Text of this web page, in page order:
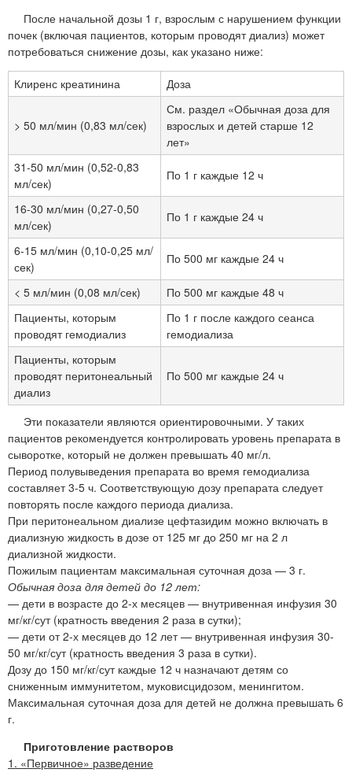
После начальной дозы 1 г, взрослым с нарушением функции
почек (включая пациентов, которым проводят диализ) может
потребоваться снижение дозы, как указано ниже:
Клиренс креатинина Доза
> 50 мл/мин (0,83 мл/сек)
См. раздел «Обычная доза для
взрослых и детей старше 12
лет»
31-50 мл/мин (0,52-0,83
мл/сек)
По 1 г каждые 12 ч
16-30 мл/мин (0,27-0,50
мл/сек)
По 1 г каждые 24 ч
6-15 мл/мин (0,10-0,25 мл/
сек)
По 500 мг каждые 24 ч
< 5 мл/мин (0,08 мл/сек)
По 500 мг каждые 48 ч
Пациенты, которым
проводят гемодиализ
По 1 г после каждого сеанса
гемодиализа
Пациенты, которым
проводят перитонеальный
диализ
По 500 мг каждые 24 ч
Эти показатели являются ориентировочными. У таких
пациентов рекомендуется контролировать уровень препарата в
сыворотке, который не должен превышать 40 мг/л.
Период полувыведения препарата во время гемодиализа
составляет 3-5 ч. Соответствующую дозу препарата следует
повторять после каждого периода диализа.
При перитонеальном диализе цефтазидим можно включать в
диализную жидкость в дозе от 125 мг до 250 мг на 2 л
диализной жидкости.
Пожилым пациентам максимальная суточная доза — 3 г.
Обычная доза для детей до 12 лет:
— дети в возрасте до 2-х месяцев — внутривенная инфузия 30
мг/кг/сут (кратность введения 2 раза в сутки);
— дети от 2-х месяцев до 12 лет — внутривенная инфузия 30-
50 мг/кг/сут (кратность введения 3 раза в сутки).
Дозу до 150 мг/кг/сут каждые 12 ч назначают детям со
сниженным иммунитетом, муковисцидозом, менингитом.
Максимальная суточная доза для детей не должна превышать 6
г.
Приготовление растворов
1. «Первичное» разведение